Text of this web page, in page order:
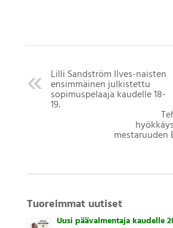
Lilli Sandström Ilves-naisten
ensimmäinen julkistettu
sopimuspelaaja kaudelle 18-
19.
mestaruuden
Tuoreimmat uutiset
Uusi päävalmentaja kaudelle